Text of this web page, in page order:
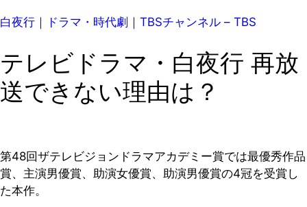
白夜行｜ドラマ・時代劇｜TBSチャンネル – TBS
テレビドラマ・白夜行 再放
送できない理由は？
第48回ザテレビジョンドラマアカデミー賞では最優秀作品
賞、主演男優賞、助演女優賞、助演男優賞の4冠を受賞し
た本作。